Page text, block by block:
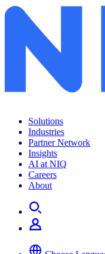
Solutions
Industries
Partner Network
Insights
AI at NIQ
Careers
About